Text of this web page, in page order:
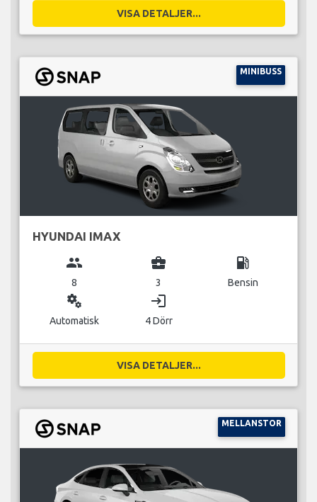
VISA DETALJER...
MINIBUSS
HYUNDAI IMAX
group
8
business_center
3
local_gas_station
Bensin
miscellaneous_services
Automatisk
login
4 Dörr
VISA DETALJER...
MELLANSTOR